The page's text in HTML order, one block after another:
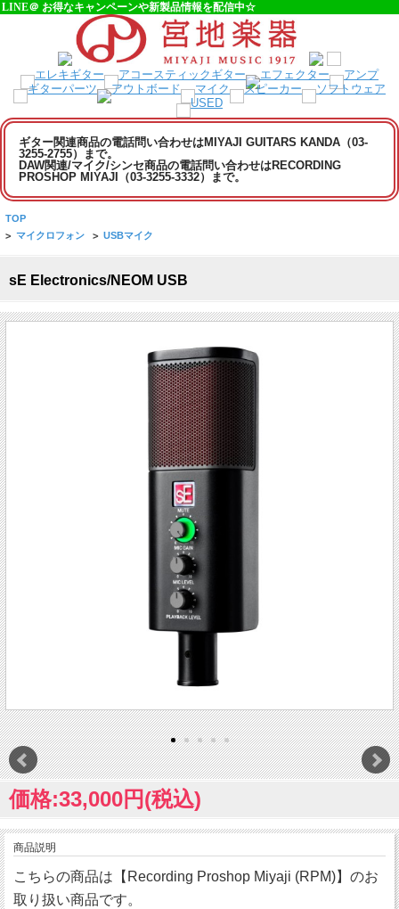
LINE＠ お得なキャンペーンや新製品情報を配信中☆
ギター関連商品の電話問い合わせはMIYAJI GUITARS KANDA（03-
3255-2755）まで。
DAW関連/マイク/シンセ商品の電話問い合わせはRECORDING
PROSHOP MIYAJI（03-3255-3332）まで。
TOP
> マイクロフォン > USBマイク
sE Electronics/NEOM USB
価格:33,000円(税込)
商品説明
こちらの商品は【Recording Proshop Miyaji (RPM)】のお
取り扱い商品です。